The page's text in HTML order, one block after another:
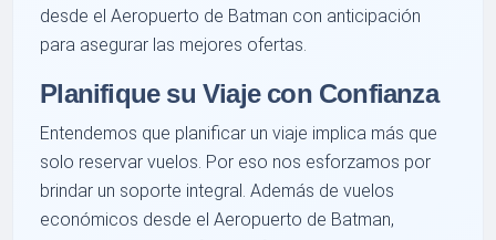
desde el Aeropuerto de Batman con anticipación
para asegurar las mejores ofertas.
Planifique su Viaje con Confianza
Entendemos que planificar un viaje implica más que
solo reservar vuelos. Por eso nos esforzamos por
brindar un soporte integral. Además de vuelos
económicos desde el Aeropuerto de Batman,